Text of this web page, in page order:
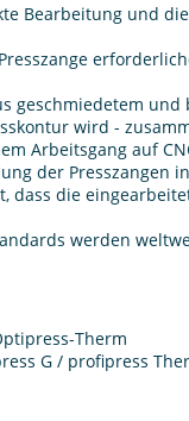
Bearbeitung und
geschmiedetem
wird -
Arbeitsgang auf
der Presszangen
dass die
werden
Therm
G / profipress